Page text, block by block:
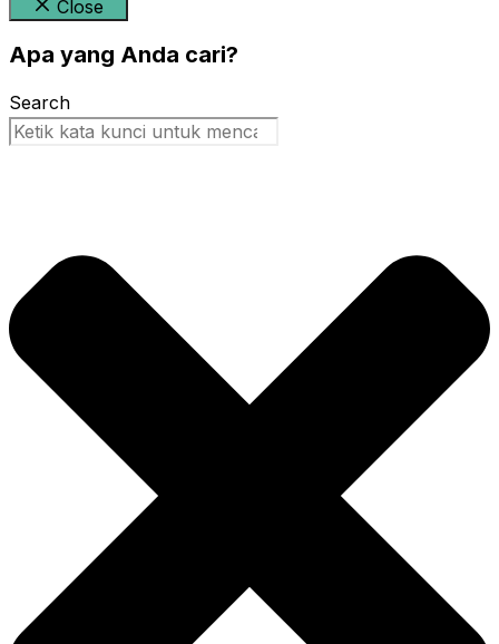
Close
Apa yang Anda cari?
Search